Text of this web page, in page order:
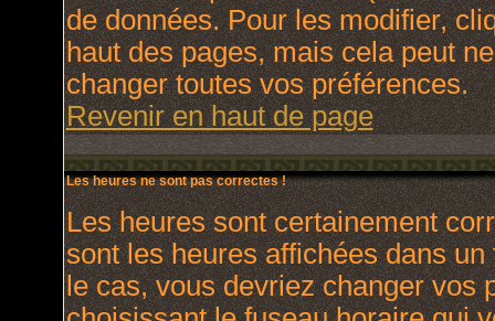
de données. Pour les modifier,
haut des pages, mais cela peut
changer toutes vos préférences.
Revenir en haut de page
Les heures ne sont pas correctes !
Les heures sont certainement
sont les heures affichées dans
le cas, vous devriez changer vos